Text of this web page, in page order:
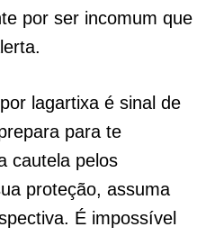
por ser incomum que
lagartixa é sinal de
para te
cautela pelos
proteção, assuma
É impossível